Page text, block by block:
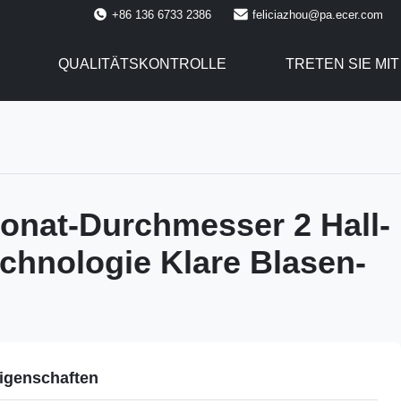
+86 136 6733 2386 feliciazhou@pa.ecer.com
QUALITÄTSKONTROLLE TRETEN SIE
Durchmesser 2 Hall-
Klare Blasen-